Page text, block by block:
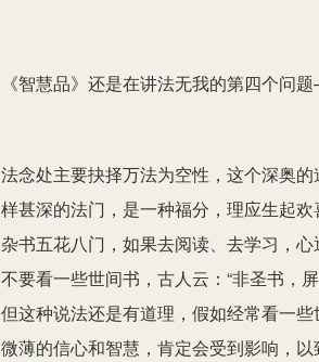
《智慧品》还是在讲法无我的第四个问
法念处主要抉择万法为空性，这个深奥
样甚深的法门，是一种福分，理应生起
杂书五花八门，如果去阅读、去学习，
不要看一些世间书，古人云：“非圣书，
但这种说法还是有道理，假如经常看一
微薄的信心和智慧，肯定会受到影响，以